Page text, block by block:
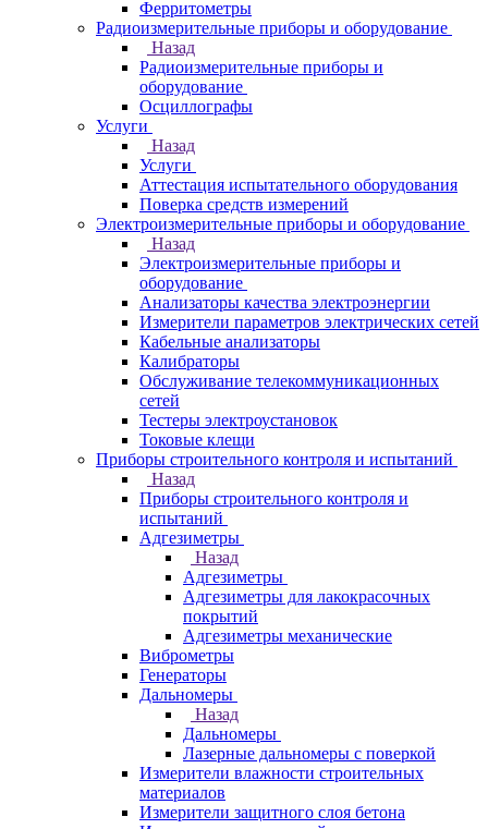
Ферритометры
Радиоизмерительные приборы и оборудование
Назад
Радиоизмерительные приборы и
оборудование
Осциллографы
Услуги
Назад
Услуги
Аттестация испытательного оборудования
Поверка средств измерений
Электроизмерительные приборы и оборудование
Назад
Электроизмерительные приборы и
оборудование
Анализаторы качества электроэнергии
Измерители параметров электрических сетей
Кабельные анализаторы
Калибраторы
Обслуживание телекоммуникационных
сетей
Тестеры электроустановок
Токовые клещи
Приборы строительного контроля и испытаний
Назад
Приборы строительного контроля и
испытаний
Адгезиметры
Назад
Адгезиметры
Адгезиметры для лакокрасочных
покрытий
Адгезиметры механические
Виброметры
Генераторы
Дальномеры
Назад
Дальномеры
Лазерные дальномеры с поверкой
Измерители влажности строительных
материалов
Измерители защитного слоя бетона